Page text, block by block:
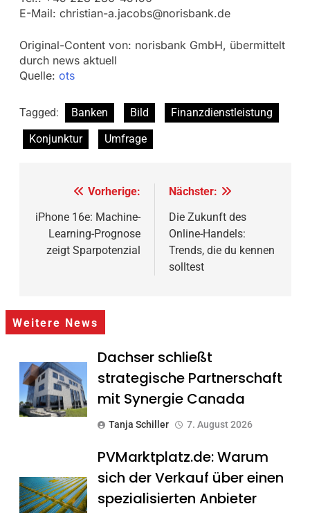
E-Mail: christian-a.jacobs@norisbank.de
Original-Content von: norisbank GmbH, übermittelt
durch news aktuell
Quelle: ots
Tagged: Banken Bild
Finanzdienstleistung
Konjunktur
Umfrage
Beitragsnavigation
Vorherige:
iPhone 16e: Machine-
Learning-Prognose
zeigt Sparpotenzial
Nächster:
Die Zukunft des
Online-Handels:
Trends, die du kennen
solltest
Weitere News
Dachser schließt
strategische Partnerschaft
mit Synergie Canada
Tanja Schiller 7. August 2026
PVMarktplatz.de: Warum
sich der Verkauf über einen
spezialisierten Anbieter